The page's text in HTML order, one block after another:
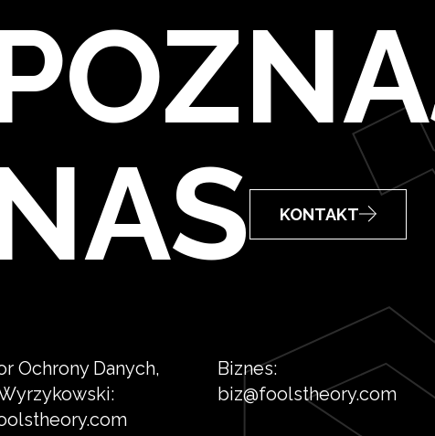
KONTAKT
Ochrony Danych,
Biznes:
biz@foolstheory.com